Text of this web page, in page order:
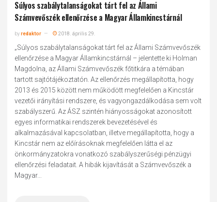
Súlyos szabálytalanságokat tárt fel az Állami
Számvevőszék ellenőrzése a Magyar Államkincstárnál
byredaktor 2018. április 29.
„Súlyos szabálytalanságokat tárt fel az Állami Számvevőszék
ellenőrzése a Magyar Államkincstárnál – jelentette ki Holman
Magdolna, az Állami Számvevőszék főtitkára a témában
tartott sajtótájékoztatón. Az ellenőrzés megállapította, hogy
2013 és 2015 között nem működött megfelelően a Kincstár
vezetői irányítási rendszere, és vagyongazdálkodása sem volt
szabályszerű. Az ÁSZ szintén hiányosságokat azonosított
egyes informatikai rendszerek bevezetésével és
alkalmazásával kapcsolatban, illetve megállapította, hogy a
Kincstár nem az előírásoknak megfelelően látta el az
önkormányzatokra vonatkozó szabályszerűségi pénzügyi
ellenőrzési feladatait. A hibák kijavítását a Számvevőszék a
Magyar...